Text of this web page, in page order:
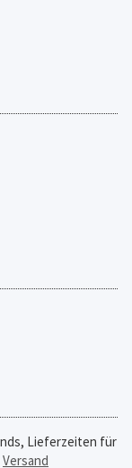
Lieferzeiten für
Versand